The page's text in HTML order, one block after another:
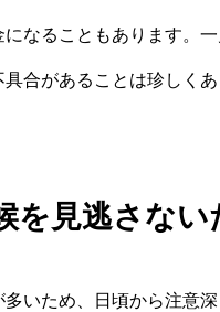
なることもあります。
合があることは珍しくあ
を見逃さない
いため、日頃から注意